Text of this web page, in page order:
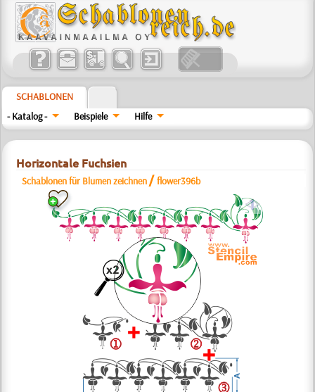
SCHABLONEN
- Katalog -
Beispiele Hilfe
Horizontale Fuchsien
Schablonen für Blumen zeichnen /flower396b
a